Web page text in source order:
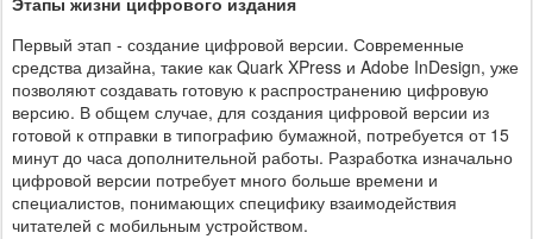
Первый этап - создание цифровой версии. Современные
средства дизайна, такие как Quark XPress и Adobe InDesign, уже
позволяют создавать готовую к распространению цифровую
версию. В общем случае, для создания цифровой версии из
готовой к отправки в типографию бумажной, потребуется от 15
минут до часа дополнительной работы. Разработка изначально
цифровой версии потребует много больше времени и
специалистов, понимающих специфику взаимодействия
читателей с мобильным устройством.